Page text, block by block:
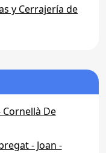
y Cerrajería de
De
- Joan -